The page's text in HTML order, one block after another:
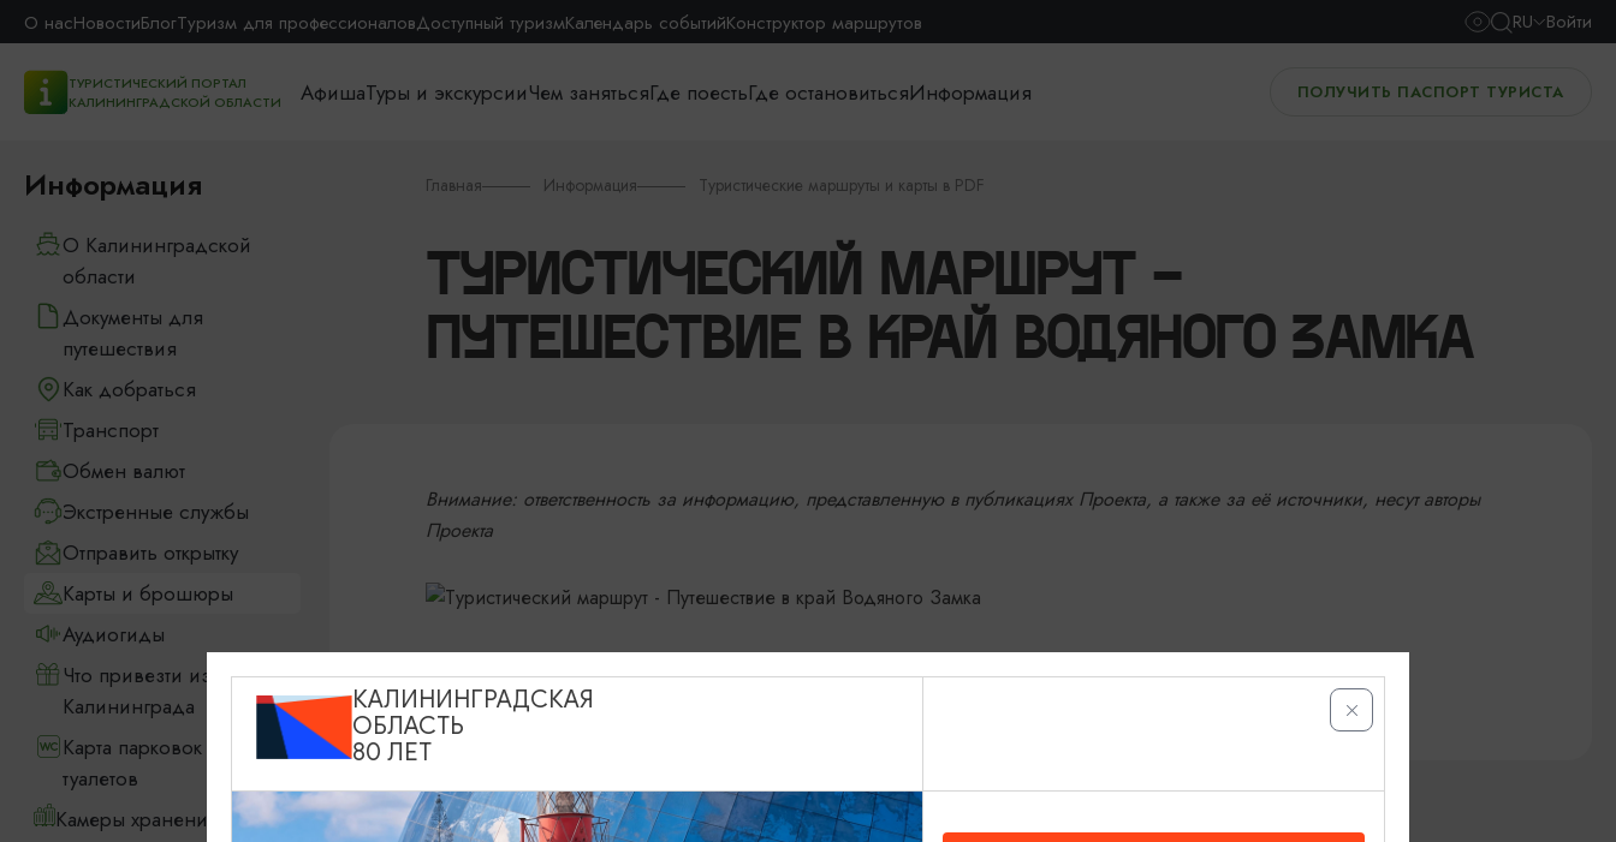
О насНовостиБлогТуризм для профессионаловДоступный туризмКалендарь событийКонструктор маршрутов RU Войти
ТУРИСТИЧЕСКИЙ ПОРТАЛ
КАЛИНИНГРАДСКОЙ ОБЛАСТИ
АфишаТуры и экскурсииЧем занятьсяГде поестьГде остановитьсяИнформация ПОЛУЧИТЬ ПАСПОРТ ТУРИСТА
Информация
О Калининградской
области
Документы для
путешествия
Как добраться
Транспорт
Обмен валют
Экстренные службы
Отправить открытку
Карты и брошюры
Аудиогиды
Что привезти из
Калининграда
Карта парковок и
туалетов
Камеры хранения
Главная Информация Туристические маршруты и карты в PDF
ТУРИСТИЧЕСКИЙ МАРШРУТ -
ПУТЕШЕСТВИЕ В КРАЙ ВОДЯНОГО ЗАМКА
Внимание: ответственность за информацию, представленную в публикациях Проекта, а такжеза её источники, несут авторы
Проекта
СКАЧАТЬ Туристический маршрут - Путешествие в край Водяного Замка
КАЛИНИНГРАДСКАЯ
ОБЛАСТЬ
80 ЛЕТ